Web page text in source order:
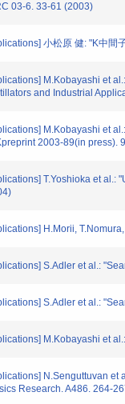
03-6. 33-61 (2003)
小松原 健: "K中間
M.Kobayashi et
and Industrial
M.Kobayashi et
2003-89(in press).
T.Yoshioka et al.:
H.Morii,
S.Adler et al.:
S.Adler et al.:
M.Kobayashi et
N.Senguttuvan et
Research. A486. 264-